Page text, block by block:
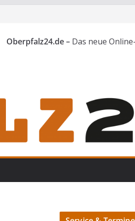
Oberpfalz24.de – Das neue